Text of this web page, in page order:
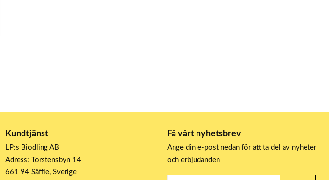
Kundtjänst
LP:s Biodling AB
Adress: Torstensbyn 14
661 94 Säffle, Sverige
Få vårt nyhetsbrev
Ange din e-post nedan för att ta del av nyheter
och erbjudanden